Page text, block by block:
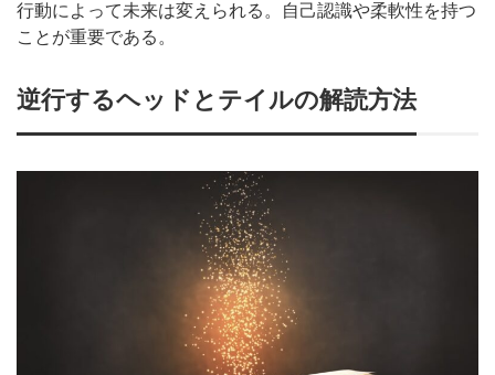
行動によって未来は変えられる。自己認識や柔軟性を持つ
ことが重要である。
逆行するヘッドとテイルの解読方法